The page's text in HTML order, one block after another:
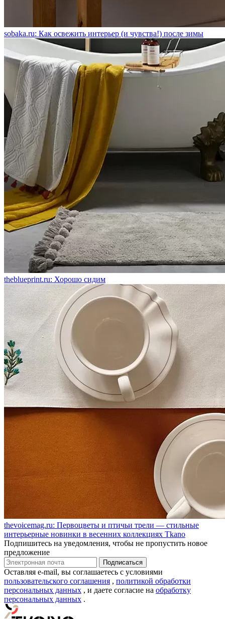
sobaka.ru: Как освежить интерьер (и чувства!) после зимы
theblueprint.ru: Хорошо сидим
thevoicemag.ru: Первоцветы и птичьи трели — стильные
интерьерные новинки в весенних коллекциях Tkano
Подпишитесь на уведомления, чтобы не пропустить новое
предложение
Оставляя e-mail, вы соглашаетесь с условиями
пользовательского соглашения , политикой обработки
персональных данных , и даете согласие на обработку
персональных данных .